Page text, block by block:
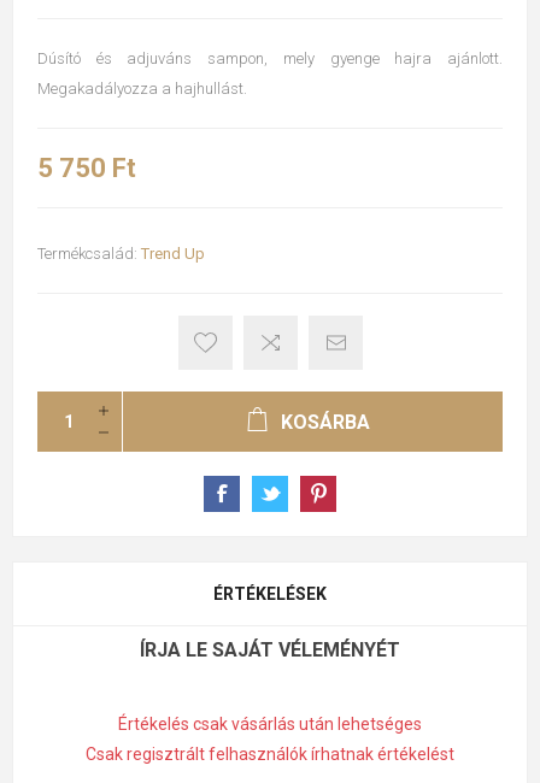
Dúsító és adjuváns sampon, mely gyenge hajra ajánlott.
Megakadályozza a hajhullást.
5 750 Ft
Termékcsalád: Trend Up
KOSÁRBA
ÉRTÉKELÉSEK
ÍRJA LE SAJÁT VÉLEMÉNYÉT
Értékelés csak vásárlás után lehetséges
Csak regisztrált felhasználók írhatnak értékelést